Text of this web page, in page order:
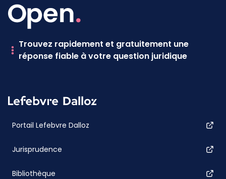
Trouvez rapidement et gratuitement une
réponse fiable à votre question juridique
Portail Lefebvre Dalloz
Jurisprudence
Bibliothèque